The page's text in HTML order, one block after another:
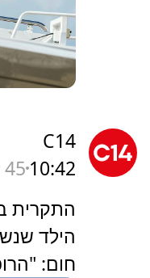
C14
10:42 45 דקות
התקרית
הילד
חום: